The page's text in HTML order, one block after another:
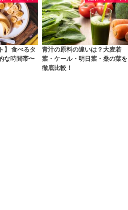
】 食べるタ
な時間帯〜
青汁の原料の違いは？大麦若
葉・ケール・明日葉・桑の葉を
徹底比較！